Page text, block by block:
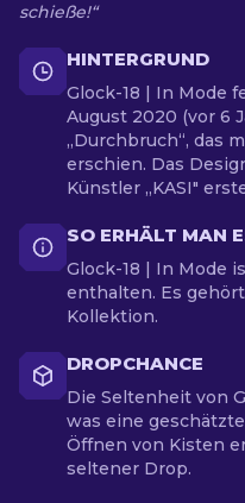
schieße!“
HINTERGRUND
Glock-18 | In Mode
August 2020 (vor 6
„Durchbruch“, das
erschien. Das
Künstler „KASI"
SO ERHÄLT MAN
Glock-18 | In Mode
enthalten. Es
Kollektion.
DROPCHANCE
Die Seltenheit von
was eine
Öffnen von Kisten
seltener Drop.